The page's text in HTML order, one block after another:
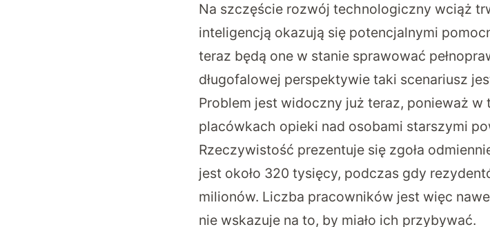
Na szczęście rozwój technologiczny wciąż
inteligencją okazują się potencjalnymi
teraz będą one w stanie sprawować
długofalowej perspektywie taki scenariusz
Problem jest widoczny już teraz, ponieważ
placówkach opieki nad osobami starszymi
Rzeczywistość prezentuje się zgoła
jest około 320 tysięcy, podczas gdy
milionów. Liczba pracowników jest więc
nie wskazuje na to, by miało ich przybywać.